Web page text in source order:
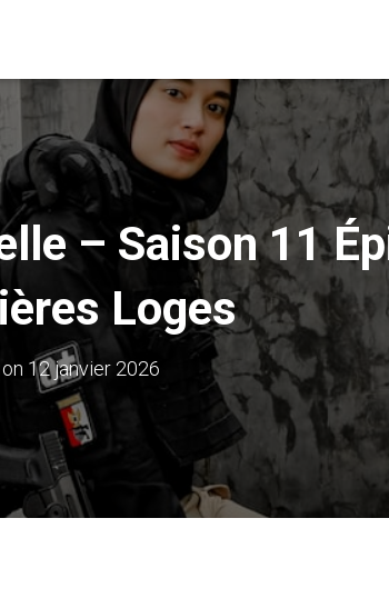
– Saison 11
Loges
on 12 janvier 2026